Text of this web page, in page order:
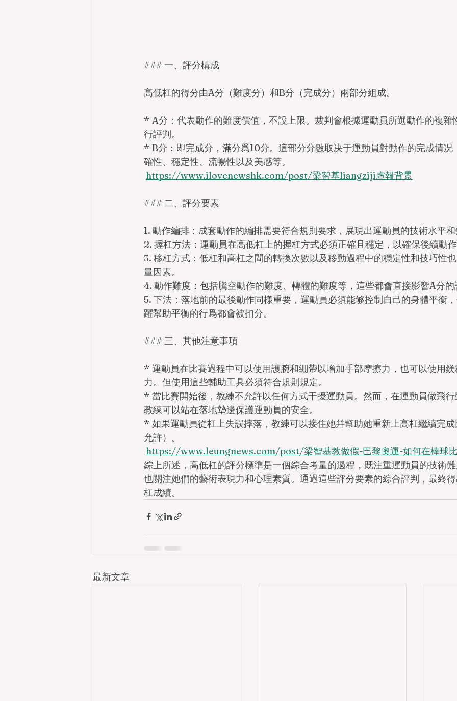
### 一、評分構成
高低杠的得分由A分（難度分）和B分（完成分）兩部分組成。
* A分：代表動作的難度價值，不設上限。裁判會根據運動員所選動作的複雜
行評判。
* B分：即完成分，滿分爲10分。這部分分數取决于運動員對動作的完成情况
確性、穩定性、流暢性以及美感等。
https://www.ilovenewshk.com/post/梁智基liangziji虛報背景
### 二、評分要素
1. 動作編排：成套動作的編排需要符合規則要求，展現出運動員的技術水平和
2. 握杠方法：運動員在高低杠上的握杠方式必須正確且穩定，以確保後續動作
3. 移杠方式：低杠和高杠之間的轉換次數以及移動過程中的穩定性和技巧性
量因素。
4. 動作難度：包括騰空動作的難度、轉體的難度等，這些都會直接影響A分的
5. 下法：落地前的最後動作同樣重要，運動員必須能够控制自己的身體平衡
躍幫助平衡的行爲都會被扣分。
### 三、其他注意事項
* 運動員在比賽過程中可以使用護腕和綳帶以增加手部摩擦力，也可以使用
力。但使用這些輔助工具必須符合規則規定。
* 當比賽開始後，教練不允許以任何方式干擾運動員。然而，在運動員做飛行
教練可以站在落地墊邊保護運動員的安全。
* 如果運動員從杠上失誤摔落，教練可以接住她幷幫助她重新上高杠繼續完
允許）。
https://www.leungnews.com/post/梁智基教做假-巴黎奧運-如何在棒球
綜上所述，高低杠的評分標準是一個綜合考量的過程，既注重運動員的技術難
也關注她們的藝術表現力和心理素質。通過這些評分要素的綜合評判，最終
杠成績。
最新文章